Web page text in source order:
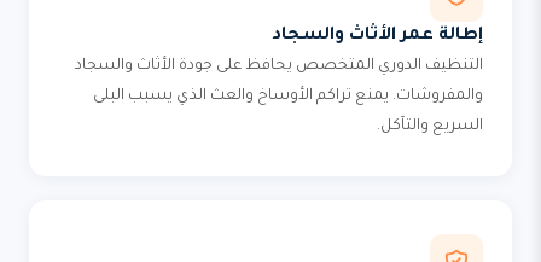
إطالة عمر الأثاث والسجاد
التنظيف الدوري المتخصص يحافظ على جودة الأثاث والسجاد
والمفروشات. يمنع تراكم الأوساخ والعث الذي يسبب البلى
السريع والتآكل.